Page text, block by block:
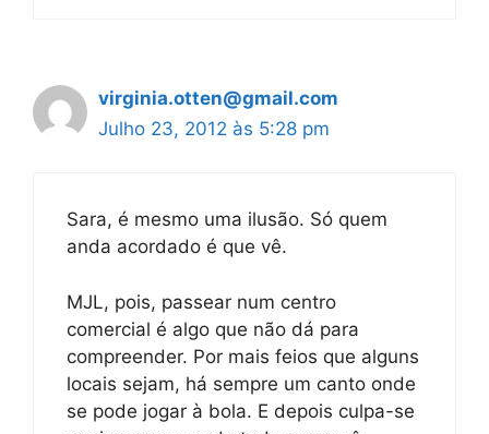
virginia.otten@gmail.com
Julho 23, 2012 às 5:28 pm
Sara, é mesmo uma ilusão. Só quem
anda acordado é que vê.
MJL, pois, passear num centro
comercial é algo que não dá para
compreender. Por mais feios que alguns
locais sejam, há sempre um canto onde
se pode jogar à bola. E depois culpa-se